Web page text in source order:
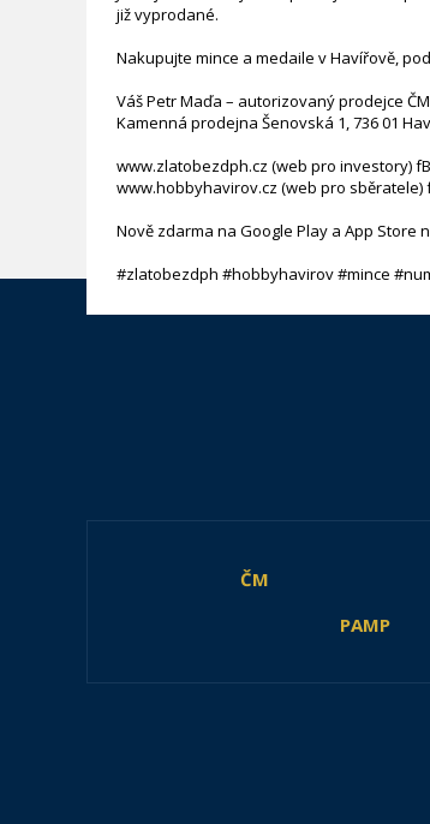
již vyprodané.
Nakupujte mince a medaile v Havířově,
Váš Petr Maďa – autorizovaný prodejce ČM
Kamenná prodejna Šenovská 1, 736 01
www.zlatobezdph.cz (web pro investory)
www.hobbyhavirov.cz (web pro sběratele)
Nově zdarma na Google Play a App Store
#zlatobezdph #hobbyhavirov #mince
ČM
PAMP